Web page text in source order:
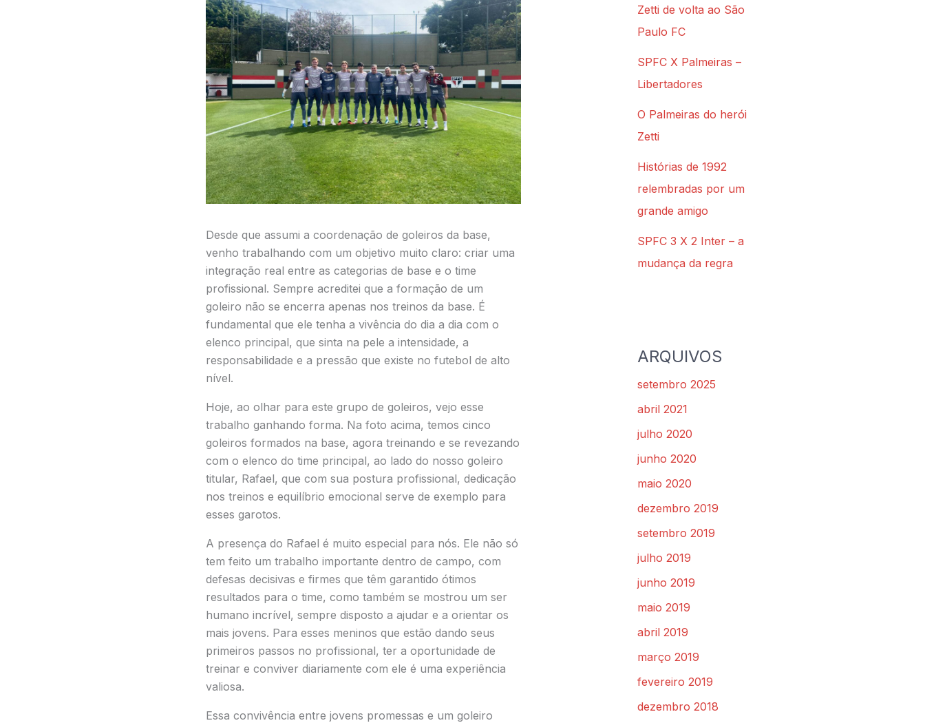
Desde que assumi a coordenação de goleiros da base,
venho trabalhando com um objetivo muito claro: criar uma
integração real entre as categorias de base e o time
profissional. Sempre acreditei que a formação de um
goleiro não se encerra apenas nos treinos da base. É
fundamental que ele tenha a vivência do dia a dia com o
elenco principal, que sinta na pele a intensidade, a
responsabilidade e a pressão que existe no futebol de alto
nível.
Hoje, ao olhar para este grupo de goleiros, vejo esse
trabalho ganhando forma. Na foto acima, temos cinco
goleiros formados na base, agora treinando e se revezando
com o elenco do time principal, ao lado do nosso goleiro
titular, Rafael, que com sua postura profissional, dedicação
nos treinos e equilíbrio emocional serve de exemplo para
esses garotos.
A presença do Rafael é muito especial para nós. Ele não só
tem feito um trabalho importante dentro de campo, com
defesas decisivas e firmes que têm garantido ótimos
resultados para o time, como também se mostrou um ser
humano incrível, sempre disposto a ajudar e a orientar os
mais jovens. Para esses meninos que estão dando seus
primeiros passos no profissional, ter a oportunidade de
treinar e conviver diariamente com ele é uma experiência
valiosa.
Essa convivência entre jovens promessas e um goleiro
Zetti de volta ao São
Paulo FC
SPFC X Palmeiras –
Libertadores
O Palmeiras do herói
Zetti
Histórias de 1992
relembradas por um
grande amigo
SPFC 3 X 2 Inter – a
mudança da regra
ARQUIVOS
setembro 2025
abril 2021
julho 2020
junho 2020
maio 2020
dezembro 2019
setembro 2019
julho 2019
junho 2019
maio 2019
abril 2019
março 2019
fevereiro 2019
dezembro 2018